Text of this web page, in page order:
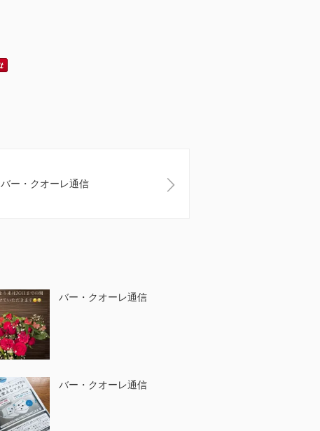
バー・クオーレ通信
バー・クオーレ通信
バー・クオーレ通信